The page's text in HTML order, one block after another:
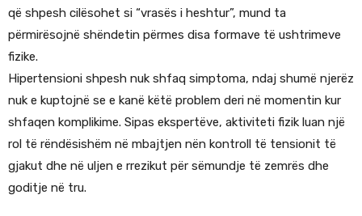
që shpesh cilësohet si “vrasës i heshtur”, mund ta
përmirësojnë shëndetin përmes disa formave të ushtrimeve
fizike.
Hipertensioni shpesh nuk shfaq simptoma, ndaj shumë njerëz
nuk e kuptojnë se e kanë këtë problem deri në momentin kur
shfaqen komplikime. Sipas ekspertëve, aktiviteti fizik luan një
rol të rëndësishëm në mbajtjen nën kontroll të tensionit të
gjakut dhe në uljen e rrezikut për sëmundje të zemrës dhe
goditje në tru.